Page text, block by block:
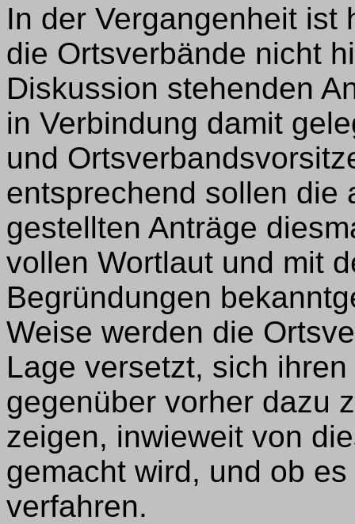
In der Vergangenheit ist
die Ortsverbände nicht
Diskussion stehenden
in Verbindung damit
und
entsprechend sollen die
gestellten Anträge
vollen Wortlaut und mit
Begründungen
Weise werden die
Lage versetzt, sich
gegenüber vorher dazu
zeigen, inwieweit von
gemacht wird, und ob
verfahren.